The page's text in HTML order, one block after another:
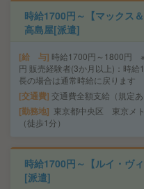
時給1700円～【マックス
高島屋[派遣]
給 与 時給1700円～1800円
円 販売経験者(3か月以上)：時給
長の場合は通常時給に戻ります
交通費 交通費全額支給（規定あ
勤務地
東京都中央区 東京メ
（徒歩1分）
時給1700円～【ルイ・ヴ
[派遣]